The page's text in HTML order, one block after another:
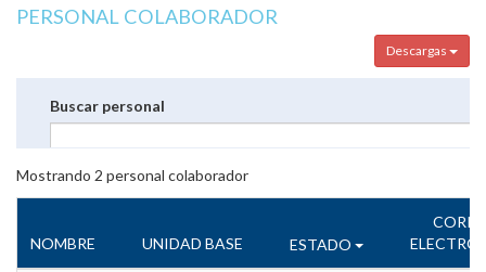
PERSONAL COLABORADOR
Descargas
Buscar personal
Mostrando 2 personal colaborador
NOMBRE UNIDAD BASE ESTADO